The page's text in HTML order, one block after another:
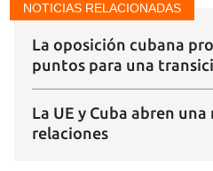
NOTICIAS RELACIONADAS
La oposición cubana
puntos para una
La UE y Cuba abren una
relaciones